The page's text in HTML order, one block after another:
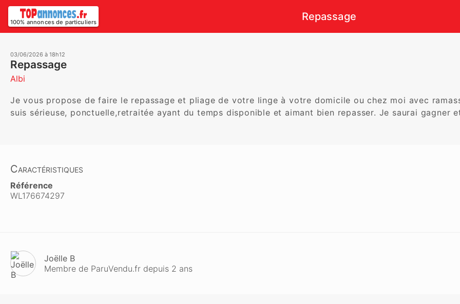
100% annonces de particuliers Repassage
03/06/2026 à 18h12
Repassage
Albi
Je vous propose de faire le repassage et pliage de votre linge à votre domicile ou chez moi avec
suis sérieuse, ponctuelle,retraitée ayant du temps disponible et aimant bien repasser. Je saurai
Caractéristiques
Référence
WL176674297
Joëlle B
Membre de ParuVendu.fr depuis 2 ans